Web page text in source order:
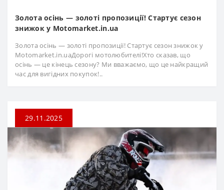
Золота осінь — золоті пропозиції! Стартує сезон
знижок у Motomarket.in.ua
Золота осінь — золоті пропозиції! Стартує сезон знижок у
Motomarket.in.uaДорогі мотолюбителі!Хто сказав, що
осінь — це кінець сезону? Ми вважаємо, що це найкращий
час для вигідних покупок!..
29.11.2025